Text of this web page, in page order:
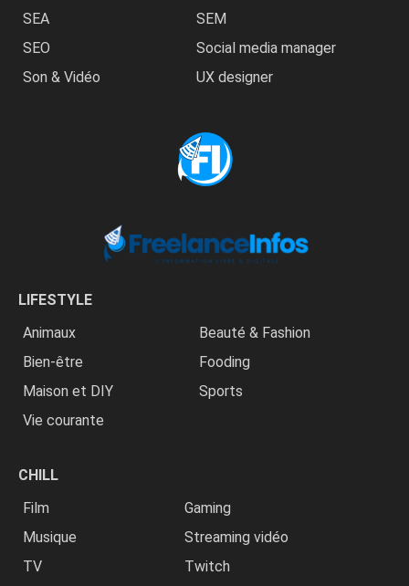
SEA
SEM
SEO
Social media manager
Son & Vidéo
UX designer
LIFESTYLE
Animaux
Beauté & Fashion
Bien-être
Fooding
Maison et DIY
Sports
Vie courante
CHILL
Film
Gaming
Musique
Streaming vidéo
TV
Twitch